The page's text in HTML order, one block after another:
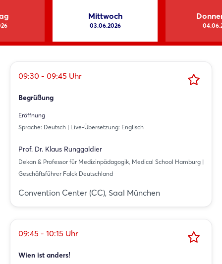
Mittwoch
03.06.2026
09:30 - 09:45 Uhr
Begrüßung
Eröffnung
Sprache: Deutsch | Live-Übersetzung: Englisch
Prof. Dr. Klaus Runggaldier
Dekan & Professor für Medizinpädagogik, Medical School Hamburg |
Geschäftsführer Falck Deutschland
Convention Center (CC), Saal München
09:45 - 10:15 Uhr
Wien ist anders!
Login